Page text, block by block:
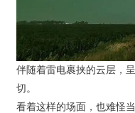
伴随着雷电裹挟的云层，
切。
看着这样的场面，也难怪